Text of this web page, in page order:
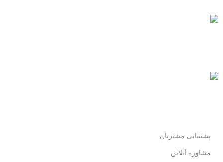
پشتیبانی مشتریان
مشاوره آنلاین